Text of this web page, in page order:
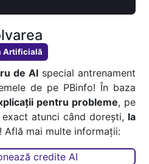
Artificială
de AIspecial antrenament
de pe PBinfo! În baza
pentru probleme, pe
atunci când dorești, la
! Află mai multe informații:
credite AI